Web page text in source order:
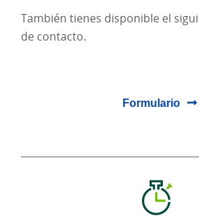
También tienes disponible el
de contacto.
Formulario